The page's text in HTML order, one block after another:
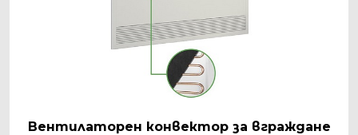
Вентилаторен конвектор за вграждане